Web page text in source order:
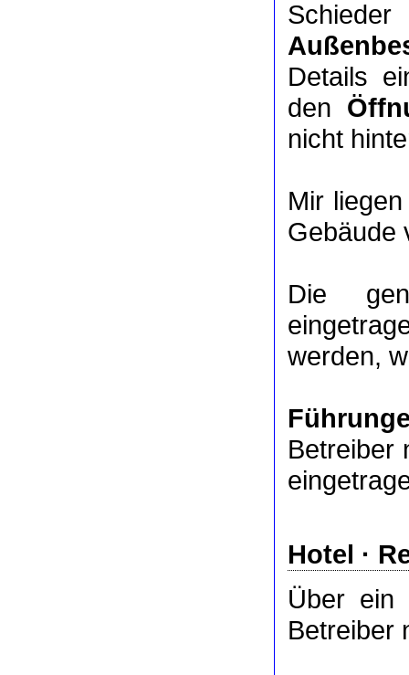
Details
den
nicht
Mir
Gebäude
Die
werden,
Betreiber
Hotel ·
Über ein
Betreiber